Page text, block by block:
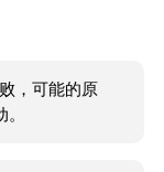
，可能的原